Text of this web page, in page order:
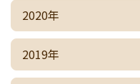
2020年
2019年